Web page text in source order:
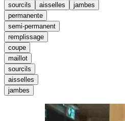
sourcils
aisselles
jambes
permanente
semi-permanent
remplissage
coupe
maillot
sourcils
aisselles
jambes